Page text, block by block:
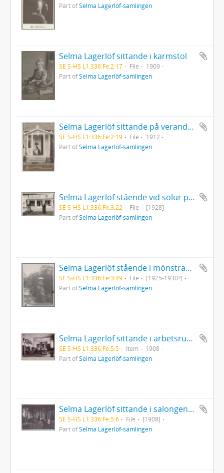
Part ofSelma Lagerlöf-samlingen
Selma Lagerlöf sittande i karmstol
SE S-HS L1:336:Fe:2:17 File
1909
Part ofSelma Lagerlöf-samlingen
Selma Lagerlöf sittande på verandan till Villa Ståhle i Porla
SE S-HS L1:336:Fe:2:19 File
1912
Part ofSelma Lagerlöf-samlingen
Selma Lagerlöf stående vid solur på Mårbacka
SE S-HS L1:336:Fe:3:22 File
[1928]
Part ofSelma Lagerlöf-samlingen
Selma Lagerlöf stående i mönstrad klänning och hatt i trädgården
SE S-HS L1:336:Fe:3:49 File
[1925-1930?]
Part ofSelma Lagerlöf-samlingen
Selma Lagerlöf sittande i arbetsrummet i Centralpalatset i Falun
SE S-HS L1:336:Fe:5:5 Item
1908
Part ofSelma Lagerlöf-samlingen
Selma Lagerlöf sittande i salongen i Lagerlöfsgården i Falun
SE S-HS L1:336:Fe:5:6 File
[1908]
Part ofSelma Lagerlöf-samlingen